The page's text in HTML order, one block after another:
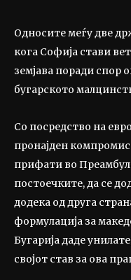
Односите меѓу две
кога Софија стави
земјава поради спор
бугарското
Со посредство на
пронајден
прифати во
постоечките, да се
додека од друга
формулација за
Бугарија даде
својот став за ова